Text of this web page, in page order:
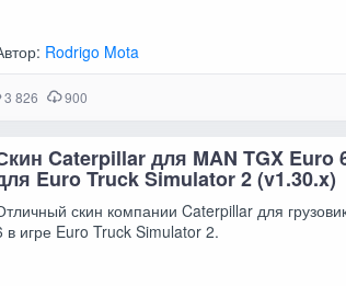
Rodrigo Mota
3 826 900
Caterpillar для MAN TGX Euro
Euro Truck Simulator 2 (v1.30.x)
скин компании Caterpillar для
в игре Euro Truck Simulator 2.